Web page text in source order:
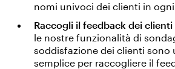
nomi univoci dei clienti in
Raccogli il feedback dei
le nostre funzionalità di
soddisfazione dei clienti sono
semplice per raccogliere il